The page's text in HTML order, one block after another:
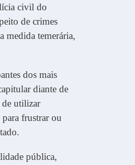
civil do
de crimes
medida temerária,
dos mais
diante de
de utilizar
frustrar ou
pública,